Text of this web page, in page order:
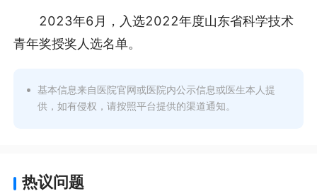
2023年6月，入选2022年度山东省科学技术
青年奖授奖人选名单。
基本信息来自医院官网或医院内公示信息或医生本人提
供，如有侵权，请按照平台提供的渠道通知。
热议问题